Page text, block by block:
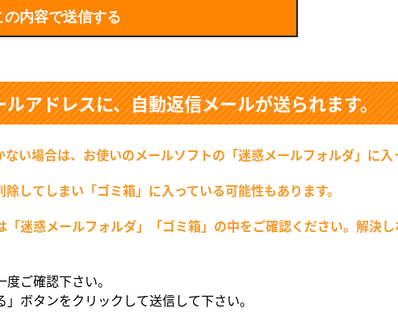
アドレスに、自動返信メールが送られます。
ない場合は、お使いのメールソフトの「迷惑メールフォルダ」に
してしまい「ゴミ箱」に入っている可能性もあります。
「迷惑メールフォルダ」「ゴミ箱」の中をご確認ください。解決
ご確認下さい。
ボタンをクリックして送信して下さい。